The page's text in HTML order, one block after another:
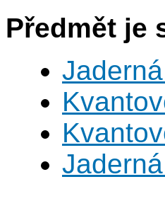
Předmět je